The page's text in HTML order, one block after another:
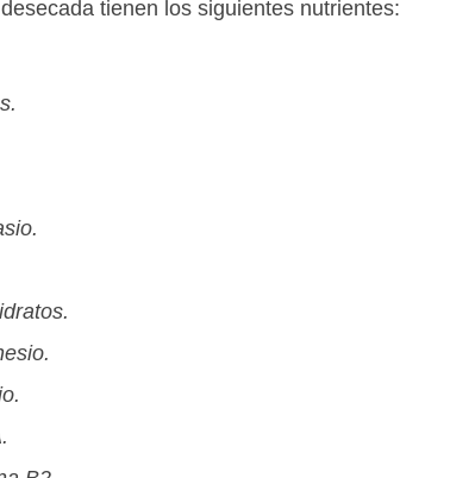
tienen los siguientes nutrientes: